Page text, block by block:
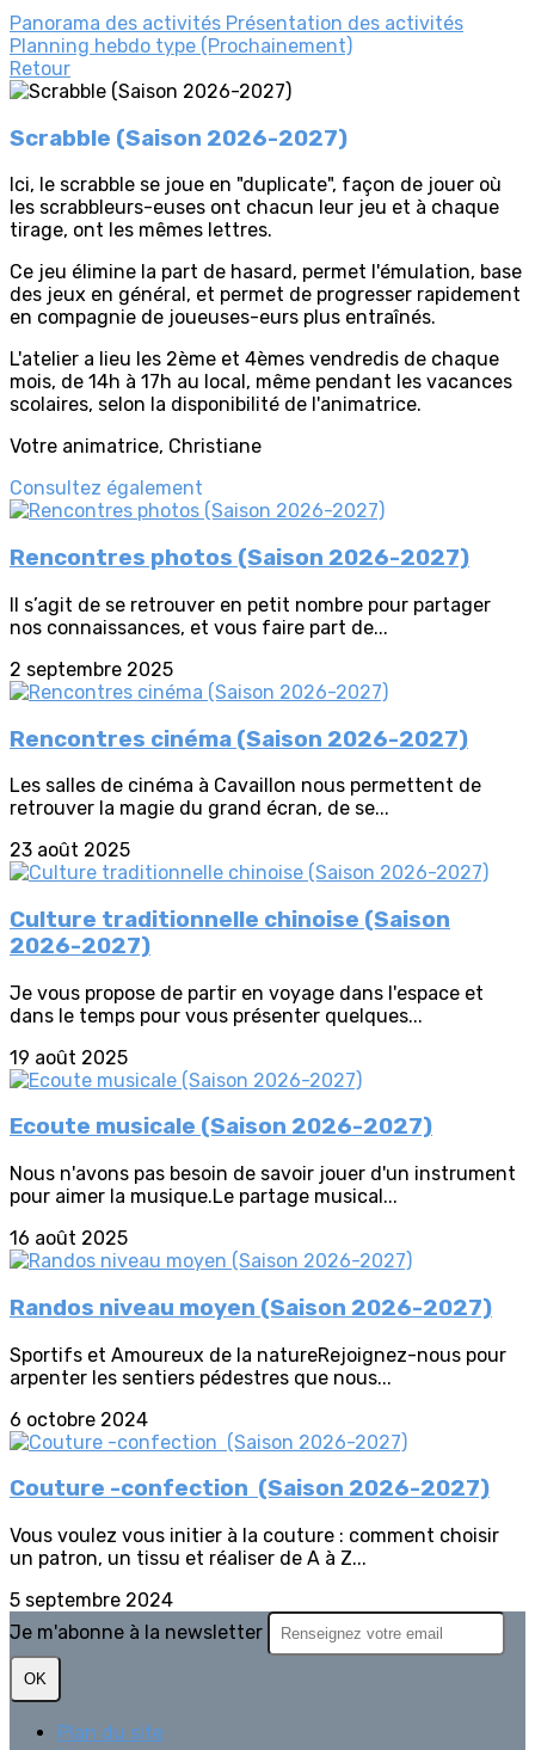
Panorama des activités Présentation des activités
Planning hebdo type (Prochainement)
Retour
Scrabble (Saison 2026-2027)
Ici, le scrabble se joue en "duplicate", façon de jouer où
les scrabbleurs-euses ont chacun leur jeu et à chaque
tirage, ont les mêmes lettres.
Ce jeu élimine la part de hasard, permet l'émulation, base
des jeux en général, et permet de progresser rapidement
en compagnie de joueuses-eurs plus entraînés.
L'atelier a lieu les 2ème et 4èmes vendredis de chaque
mois, de 14h à 17h au local, même pendant les vacances
scolaires, selon la disponibilité de l'animatrice.
Votre animatrice, Christiane
Consultez également
Rencontres photos (Saison 2026-2027)
Il s’agit de se retrouver en petit nombre pour partager
nos connaissances, et vous faire part de...
2 septembre 2025
Rencontres cinéma (Saison 2026-2027)
Les salles de cinéma à Cavaillon nous permettent de
retrouver la magie du grand écran, de se...
23 août 2025
Culture traditionnelle chinoise (Saison
2026-2027)
Je vous propose de partir en voyage dans l'espace et
dans le temps pour vous présenter quelques...
19 août 2025
Ecoute musicale (Saison 2026-2027)
Nous n'avons pas besoin de savoir jouer d'un instrument
pour aimer la musique.Le partage musical...
16 août 2025
Randos niveau moyen (Saison 2026-2027)
Sportifs et Amoureux de la natureRejoignez-nous pour
arpenter les sentiers pédestres que nous...
6 octobre 2024
Couture -confection (Saison 2026-2027)
Vous voulez vous initier à la couture : comment choisir
un patron, un tissu et réaliser de A à Z...
5 septembre 2024
Je m'abonne à la newsletter
OK
Plan du site